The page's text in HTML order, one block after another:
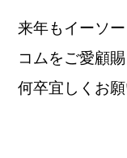
来年もイーソ
コムをご愛顧
何卒宜しくお願